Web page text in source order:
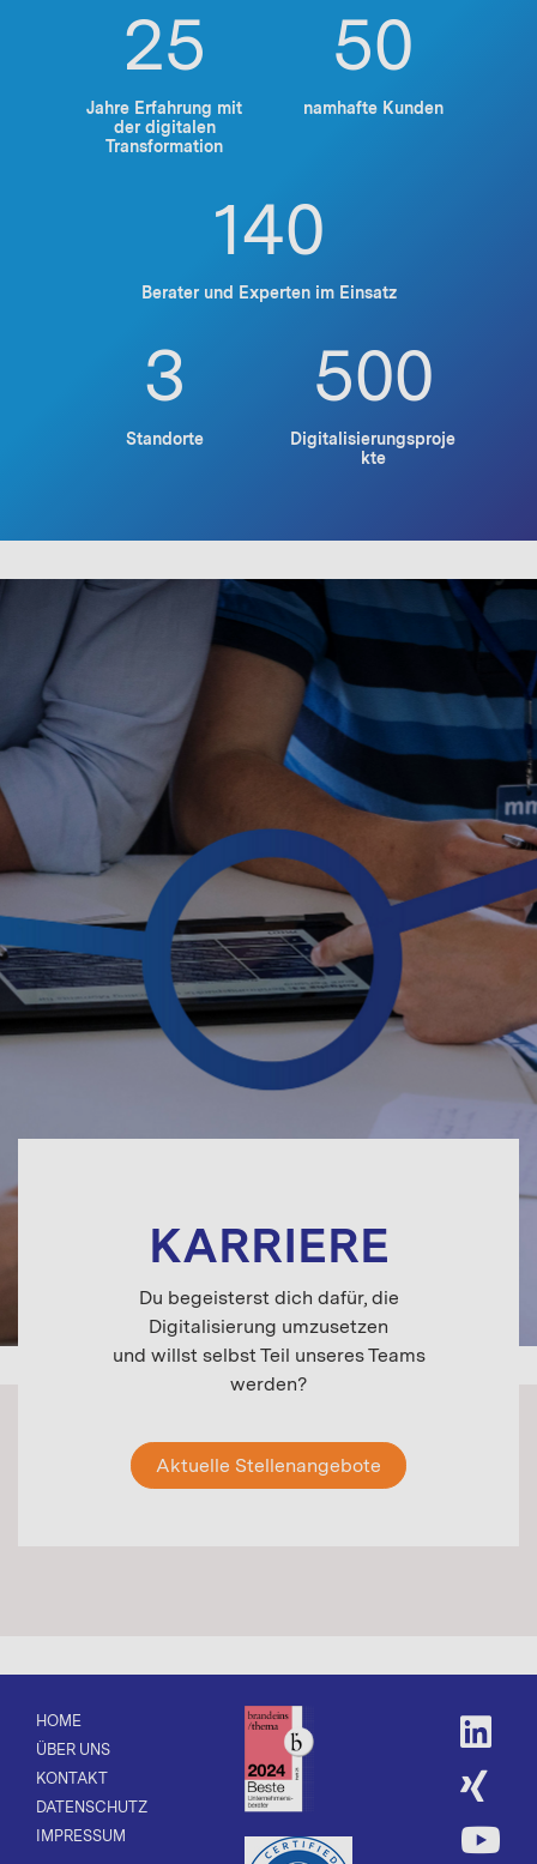
25
Jahre Erfahrung mit
der digitalen
Transformation
50
namhafte Kunden
140
Berater und Experten im Einsatz
3
Standorte
500
Digitalisierungsproje
kte
KARRIERE
Du begeisterst dich dafür, die
Digitalisierung umzusetzen
und willst selbst Teil unseres Teams
werden?
Aktuelle Stellenangebote
HOME
ÜBER UNS
KONTAKT
DATENSCHUTZ
IMPRESSUM